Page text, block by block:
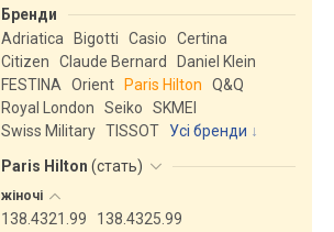
Бренди
Adriatica
Bigotti Casio
Certina
Citizen
Claude Bernard
Daniel Klein
FESTINA
Orient Paris Hilton
Q&Q
Royal London
Seiko
SKMEI
Swiss Military TISSOT
Усі бренди
Paris Hilton (стать)
жіночі
138.4321.99
138.4325.99